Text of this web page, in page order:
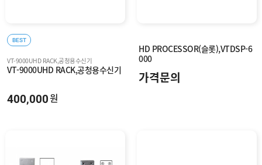
BEST
VT-9000UHD RACK,공청용수신기
VT-9000UHD RACK,공청용수신기
400,000원
HD PROCESSOR(슬롯),VTDSP-6
000
가격문의